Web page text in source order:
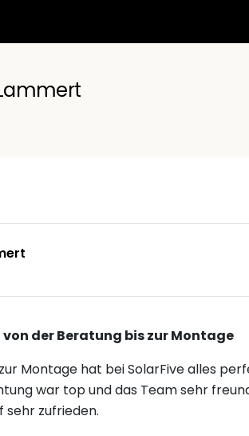
der Beratung bis zur Montage
Montage hat bei SolarFive alles
war top und das Team sehr
zufrieden.